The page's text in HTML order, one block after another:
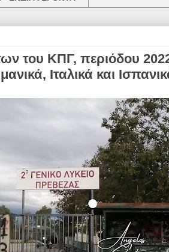
του ΚΠΓ, περιόδου
Ιταλικά και